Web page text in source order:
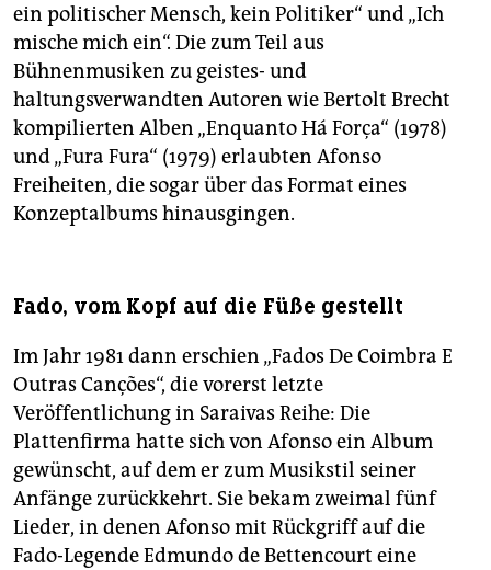
ein politischer Mensch, kein Politiker“ und „Ich
mische mich ein“. Die zum Teil aus
Bühnenmusiken zu geistes- und
haltungsverwandten Autoren wie Bertolt Brecht
kompilierten Alben „Enquanto Há Força“ (1978)
und „Fura Fura“ (1979) erlaubten Afonso
Freiheiten, die sogar über das Format eines
Konzeptalbums hinausgingen.
Fado, vom Kopf auf die Füße gestellt
Im Jahr 1981 dann erschien „Fados De Coimbra E
Outras Canções“, die vorerst letzte
Veröffentlichung in Saraivas Reihe: Die
Plattenfirma hatte sich von Afonso ein Album
gewünscht, auf dem er zum Musikstil seiner
Anfänge zurückkehrt. Sie bekam zweimal fünf
Lieder, in denen Afonso mit Rückgriff auf die
Fado-Legende Edmundo de Bettencourt eine